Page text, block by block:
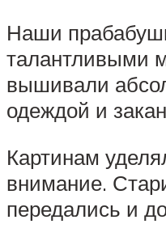
Наши
талантливыми
вышивали
одеждой и
Картинам
внимание.
передались и